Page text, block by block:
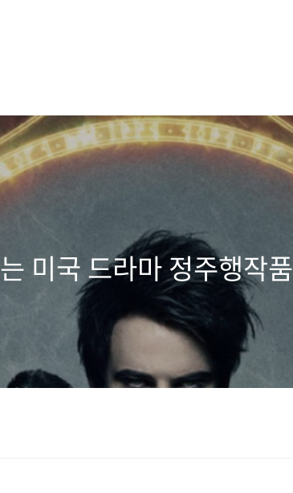
미국 드라마 정주행작품